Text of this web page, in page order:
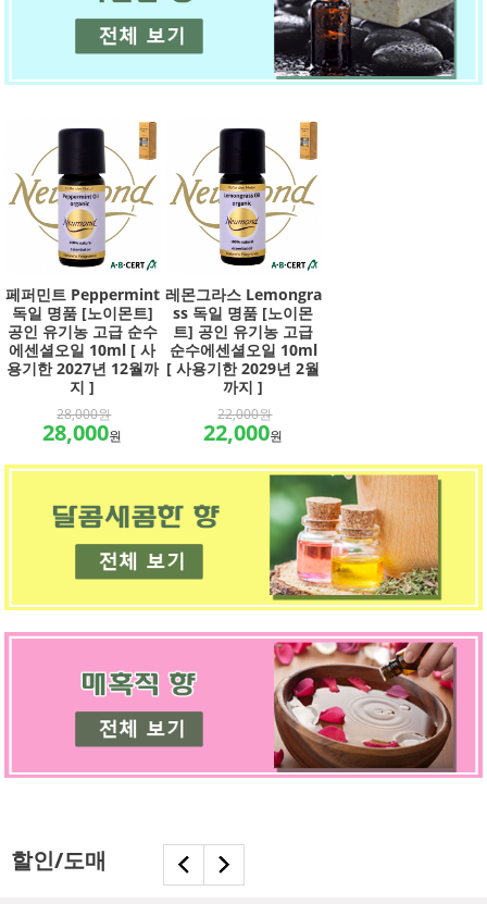
페퍼민트 Peppermint
독일 명품 [노이몬트]
공인 유기농 고급 순수
에센셜오일 10ml [ 사
용기한 2027년 12월까
지 ]
28,000원
28,000원
레몬그라스 Lemongra
ss 독일 명품 [노이몬
트] 공인 유기농 고급
순수에센셜오일 10ml
[ 사용기한 2029년 2월
까지 ]
22,000원
22,000원
할인/도매